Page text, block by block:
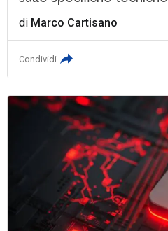
di Marco Cartisano
Condividi